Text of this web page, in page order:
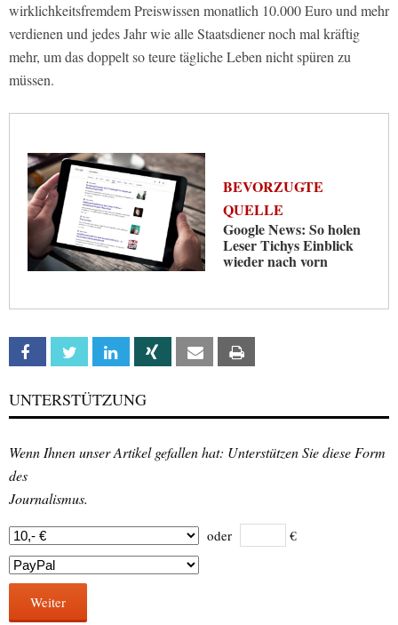
wirklichkeitsfremdem Preiswissen monatlich 10.000 Euro und mehr
verdienen und jedes Jahr wie alle Staatsdiener noch mal kräftig
mehr, um das doppelt so teure tägliche Leben nicht spüren zu
müssen.
BEVORZUGTE
QUELLE
Google News: So holen
Leser Tichys Einblick
wieder nach vorn
Facebook Twitter Linkedin Xing Email
UNTERSTÜTZUNG
Wenn Ihnen unser Artikel gefallen hat: Unterstützen Sie diese Form
des
Journalismus.
oder €
Weiter